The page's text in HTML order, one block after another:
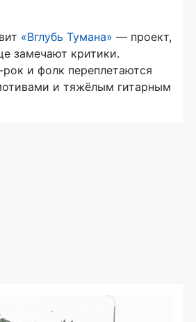
«Вглубь Тумана» — проект,
замечают критики.
и фолк переплетаются
и тяжёлым гитарным